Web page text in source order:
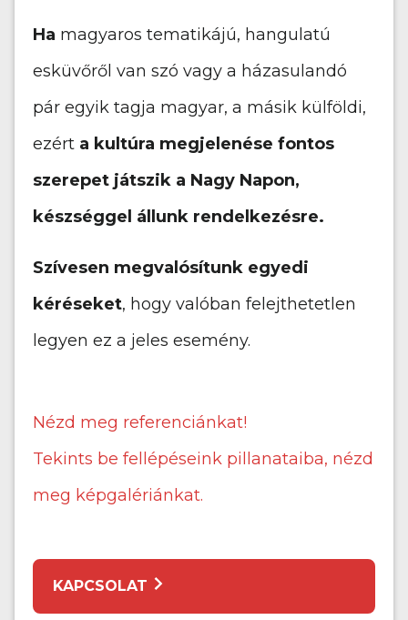
Ha magyaros tematikájú, hangulatú
esküvőről van szó vagy a házasulandó
pár egyik tagja magyar, a másik külföldi,
ezért a kultúra megjelenése fontos
szerepet játszik a Nagy Napon,
készséggel állunk rendelkezésre.
Szívesen megvalósítunk egyedi
kéréseket, hogy valóban felejthetetlen
legyen ez a jeles esemény.
Nézd meg referenciánkat!
Tekints be fellépéseink pillanataiba, nézd
meg képgalériánkat.
KAPCSOLAT